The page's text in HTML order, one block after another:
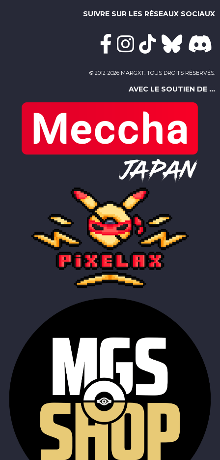
SUIVRE SUR LES RÉSEAUX SOCIAUX
© 2012-2026 MARGXT. TOUS DROITS RÉSERVÉS.
AVEC LE SOUTIEN DE ...